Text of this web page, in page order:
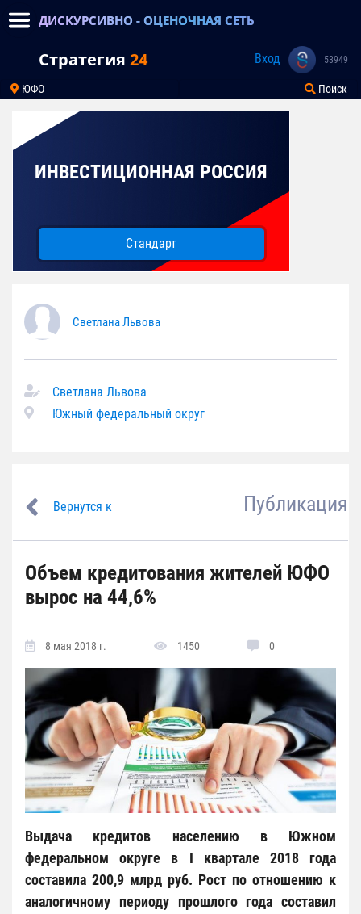
ДИСКУРСИВНО - ОЦЕНОЧНАЯ СЕТЬ
Стратегия 24 Вход 53949
ЮФО Поиск
ИНВЕСТИЦИОННАЯ РОССИЯ
Стандарт
Светлана Львова
Светлана Львова
Южный федеральный округ
Вернутся к Публикация
Объем кредитования жителей ЮФО
вырос на 44,6%
8 мая 2018 г. 1450 0
Выдача кредитов населению в Южном
федеральном округе в I квартале 2018 года
составила 200,9 млрд руб. Рост по отношению к
аналогичному периоду прошлого года составил